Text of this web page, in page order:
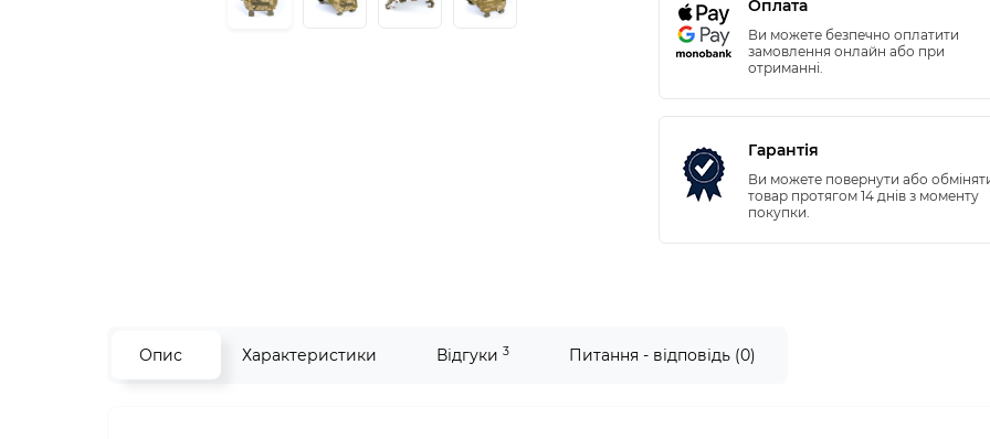
Оплата
Ви можете безпечно оплатити
замовлення онлайн або при
отриманні.
Гарантія
Ви можете повернути або
товар протягом 14 днів з моменту
покупки.
Опис Характеристики Відгуки 3 Питання - відповідь (0)